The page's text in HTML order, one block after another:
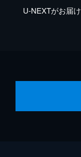
U-NEXTがお届